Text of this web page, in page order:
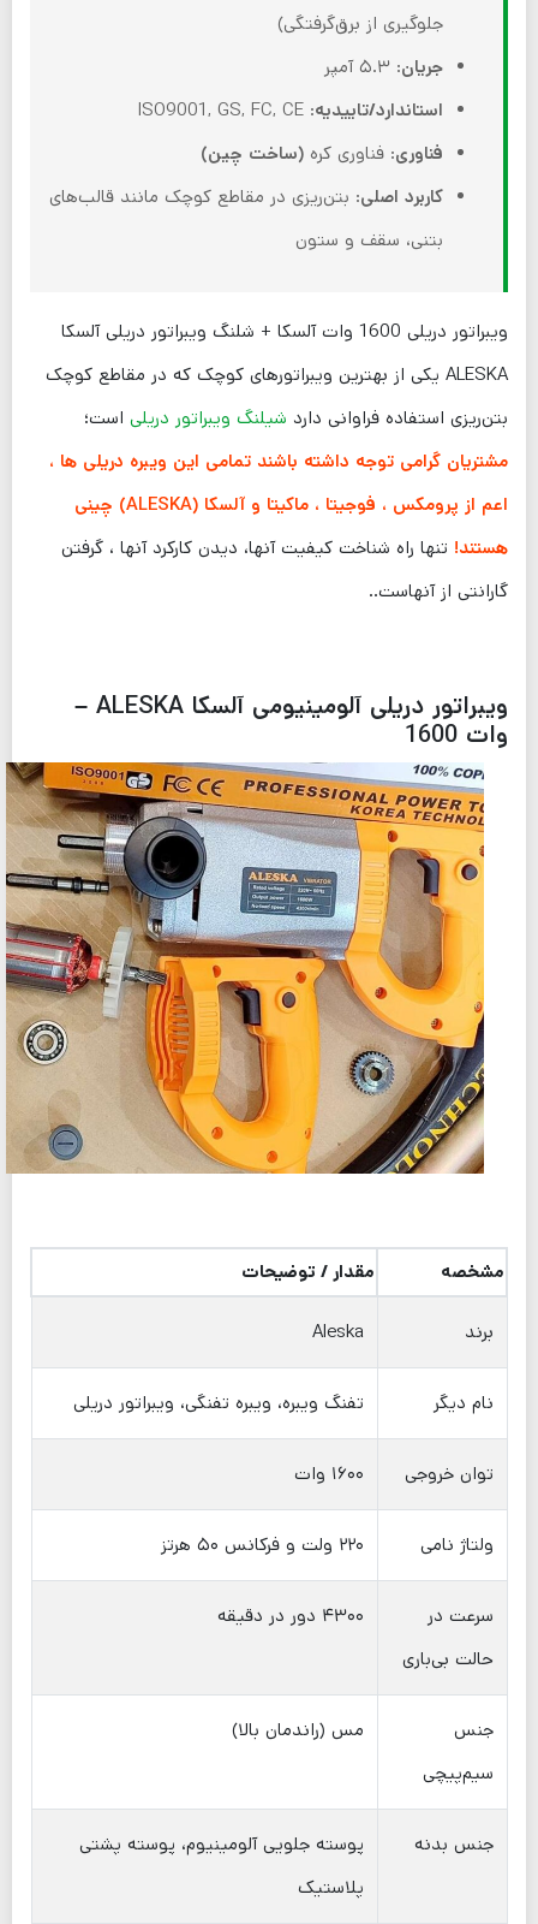
جلوگیری از برق‌گرفتگی)
جریان: ۵.۳ آمپر
استاندارد/تاییدیه: ISO9001, GS, FC, CE
فناوری: فناوری کره (ساخت چین)
کاربرد اصلی: بتن‌ریزی در مقاطع کوچک مانند قالب‌های
بتنی، سقف و ستون
ویبراتور دریلی 1600 وات آلسکا + شلنگ ویبراتور دریلی آلسکا
ALESKA یکی از بهترین ویبراتورهای کوچک که در مقاطع کوچک
بتن‌ریزی استفاده فراوانی دارد شیلنگ ویبراتور دریلی است؛
مشتریان گرامی توجه داشته باشند تمامی این ویبره دریلی ها ،
اعم از پرومکس ، فوجیتا ، ماکیتا و آلسکا (ALESKA) چینی
هستند! تنها راه شناخت کیفیت آنها، دیدن کارکرد آنها ، گرفتن
گارانتی از آنهاست..
ویبراتور دریلی آلومینیومی آلسکا ALESKA –
وات 1600
مشخصه مقدار / توضیحات
برند Aleska
نام دیگر تفنگ ویبره، ویبره تفنگی، ویبراتور دریلی
توان خروجی ۱۶۰۰ وات
ولتاژ نامی ۲۲۰ ولت و فرکانس ۵۰ هرتز
سرعت در
حالت بی‌باری
۴۳۰۰ دور در دقیقه
جنس
سیم‌پیچی
مس (راندمان بالا)
جنس بدنه
پوسته جلویی آلومینیوم، پوسته پشتی
پلاستیک